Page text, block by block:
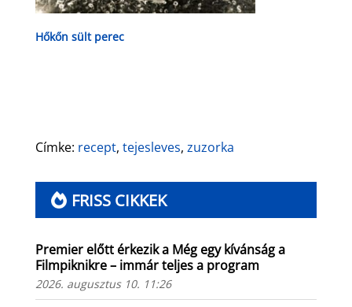
Hőkőn sült perec
Címke: recept, tejesleves, zuzorka
FRISS CIKKEK
Premier előtt érkezik a Még egy kívánság a
Filmpiknikre – immár teljes a program
2026. augusztus 10. 11:26